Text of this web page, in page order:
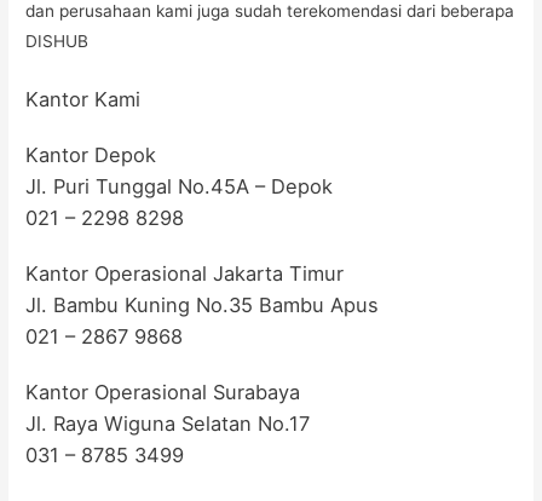
dan perusahaan kami juga sudah terekomendasi dari beberapa
DISHUB
Kantor Kami
Kantor Depok
Jl. Puri Tunggal No.45A – Depok
021 – 2298 8298
Kantor Operasional Jakarta Timur
Jl. Bambu Kuning No.35 Bambu Apus
021 – 2867 9868
Kantor Operasional Surabaya
Jl. Raya Wiguna Selatan No.17
031 – 8785 3499